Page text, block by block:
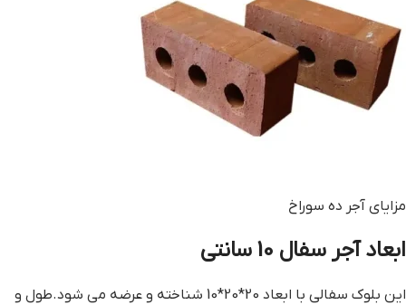
مزایای آجر ده سوراخ
ابعاد آجر سفال 10 سانتی
این بلوک سفالی با ابعاد 20*20*10 شناخته و عرضه می شود.طول و